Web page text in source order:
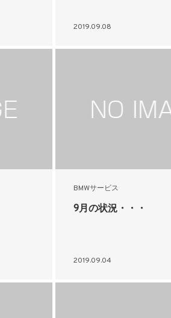
2019.09.08
BMWサービス
9月の状況・・・
2019.09.04